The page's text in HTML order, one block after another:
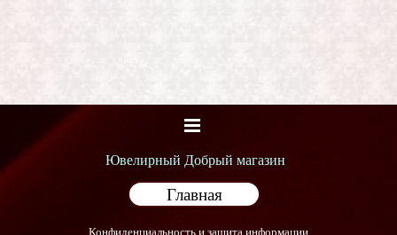
Ювелирный Добрый магазин
Главная
Конфиденциальность и защита информации